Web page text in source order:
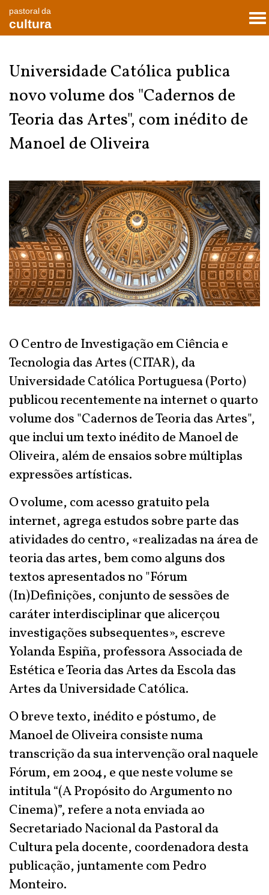
pastoral da
cultura
Universidade Católica publica
novo volume dos "Cadernos de
Teoria das Artes", com inédito de
Manoel de Oliveira
O Centro de Investigação em Ciência e
Tecnologia das Artes (CITAR), da
Universidade Católica Portuguesa (Porto)
publicou recentemente na internet o quarto
volume dos "Cadernos de Teoria das Artes",
que inclui um texto inédito de Manoel de
Oliveira, além de ensaios sobre múltiplas
expressões artísticas.
O volume, com acesso gratuito pela
internet, agrega estudos sobre parte das
atividades do centro, «realizadas na área de
teoria das artes, bem como alguns dos
textos apresentados no "Fórum
(In)Definições, conjunto de sessões de
caráter interdisciplinar que alicerçou
investigações subsequentes», escreve
Yolanda Espiña, professora Associada de
Estética e Teoria das Artes da Escola das
Artes da Universidade Católica.
O breve texto, inédito e póstumo, de
Manoel de Oliveira consiste numa
transcrição da sua intervenção oral naquele
Fórum, em 2004, e que neste volume se
intitula “(A Propósito do Argumento no
Cinema)”, refere a nota enviada ao
Secretariado Nacional da Pastoral da
Cultura pela docente, coordenadora desta
publicação, juntamente com Pedro
Monteiro.